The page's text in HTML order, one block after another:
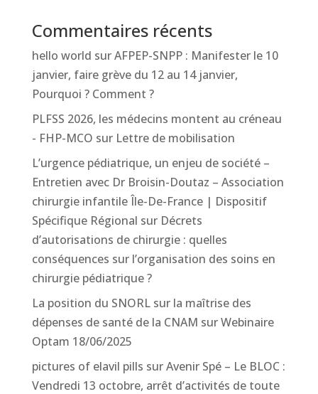
Commentaires récents
hello world surAFPEP-SNPP : Manifester le 10
janvier, faire grève du 12 au 14 janvier,
Pourquoi ? Comment ?
PLFSS 2026, les médecins montent au créneau
- FHP-MCO sur Lettre de mobilisation
L’urgence pédiatrique, un enjeu de société –
Entretien avec Dr Broisin-Doutaz – Association
chirurgie infantile Île-De-France | Dispositif
Spécifique Régional sur Décrets
d’autorisations de chirurgie : quelles
conséquences sur l’organisation des soins en
chirurgie pédiatrique ?
La position du SNORL sur la maîtrise des
dépenses de santé de la CNAM surWebinaire
Optam 18/06/2025
pictures of elavil pills surAvenir Spé – Le BLOC :
Vendredi 13 octobre, arrêt d’activités de toute